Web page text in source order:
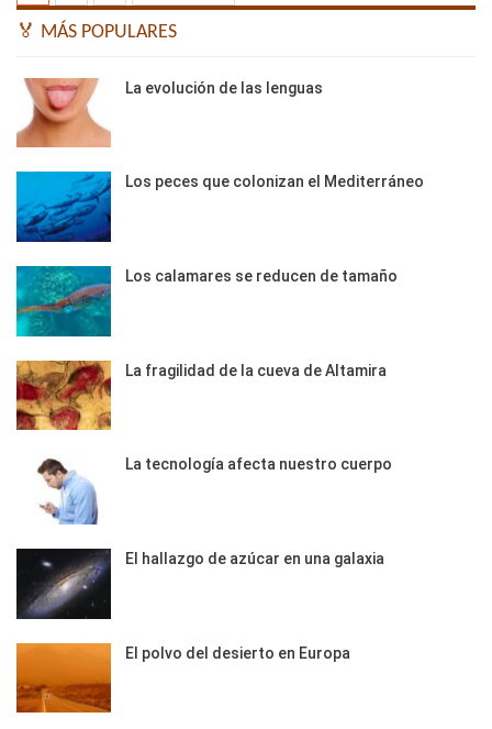
🏅 MÁS POPULARES
La evolución de las lenguas
Los peces que colonizan el Mediterráneo
Los calamares se reducen de tamaño
La fragilidad de la cueva de Altamira
La tecnología afecta nuestro cuerpo
El hallazgo de azúcar en una galaxia
El polvo del desierto en Europa